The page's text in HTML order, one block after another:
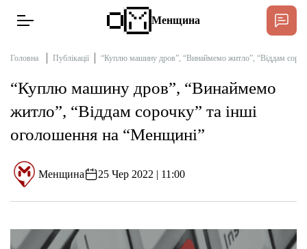
Новини
Тексти
Підтримати
Менщина
Головна Публікації “Куплю машину дров”, “Винаймемо житло”, “Віддам
“Куплю машину дров”, “Винаймемо
житло”, “Віддам сорочку” та інші
оголошення на “Менщині”
Менщина 25 Чер 2022 | 11:00